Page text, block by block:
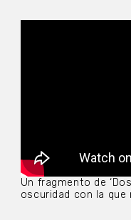
Un fragmento de
oscuridad con la